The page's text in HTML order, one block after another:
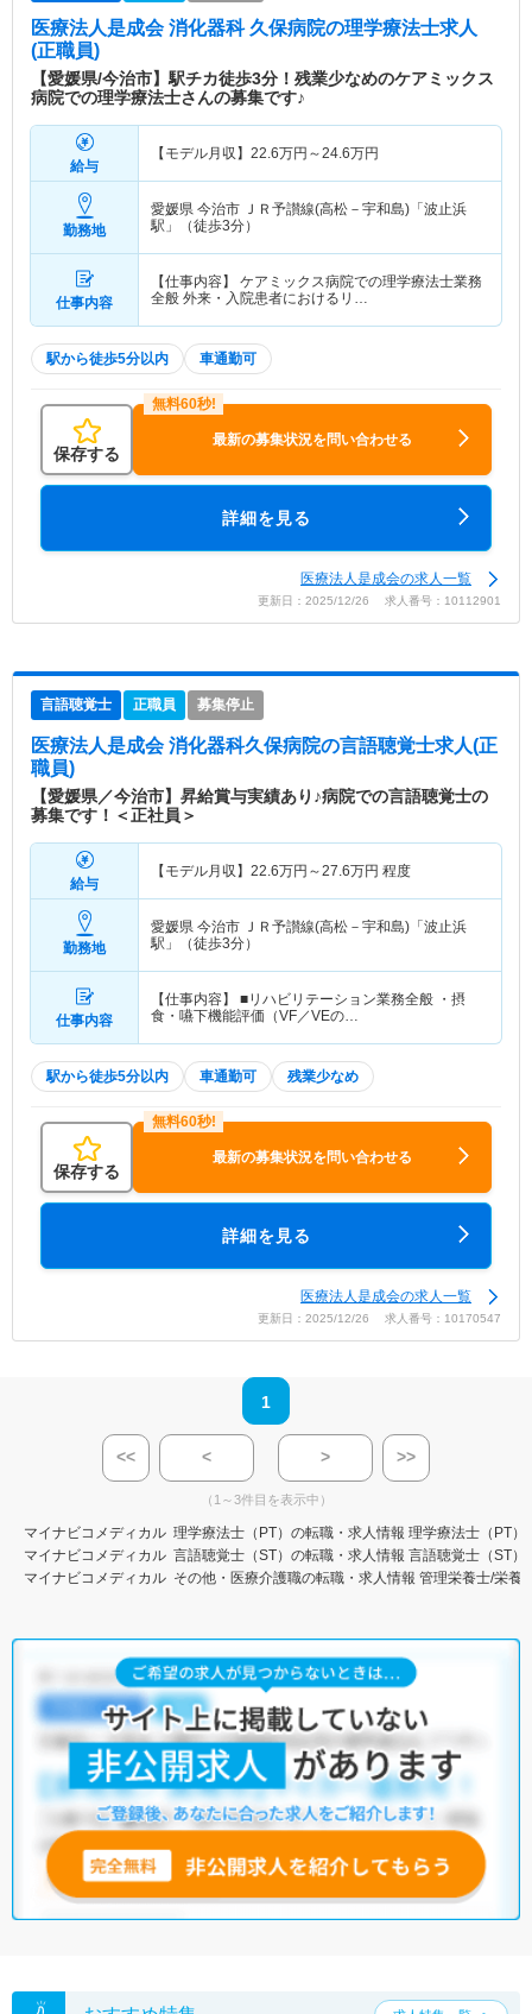
医療法人是成会 消化器科 久保病院の理学療法士求人
(正職員)
【愛媛県/今治市】駅チカ徒歩3分！残業少なめのケアミックス
病院での理学療法士さんの募集です♪
給与
【モデル月収】 22.6万円～24.6万円
勤務地
愛媛県 今治市
ＪＲ予讃線(高松－宇和島)「波止浜
駅」（徒歩3分）
仕事内容
【仕事内容】 ケアミックス病院での理学療法士業務
全般 外来・入院患者におけるリ…
駅から徒歩5分以内 車通勤可
保存する
最新の募集状況を問い合わせる
詳細を見る
医療法人是成会の求人一覧
更新日：2025/12/26 求人番号：10112901
言語聴覚士 正職員 募集停止
医療法人是成会 消化器科久保病院の言語聴覚士求人(正
職員)
【愛媛県／今治市】昇給賞与実績あり♪病院での言語聴覚士の
募集です！＜正社員＞
給与
【モデル月収】 22.6万円～27.6万円 程度
勤務地
愛媛県 今治市
ＪＲ予讃線(高松－宇和島)「波止浜
駅」（徒歩3分）
仕事内容
【仕事内容】 ■リハビリテーション業務全般 ・摂
食・嚥下機能評価（VF／VEの…
駅から徒歩5分以内 車通勤可 残業少なめ
保存する
最新の募集状況を問い合わせる
詳細を見る
医療法人是成会の求人一覧
更新日：2025/12/26 求人番号：10170547
1
<< < > >>
（1～3件目を表示中）
マイナビコメディカル 理学療法士（PT）の転職・求人情報 理学療法士（PT）
マイナビコメディカル 言語聴覚士（ST）の転職・求人情報 言語聴覚士（ST）
マイナビコメディカル その他・医療介護職の転職・求人情報 管理栄養士/栄養